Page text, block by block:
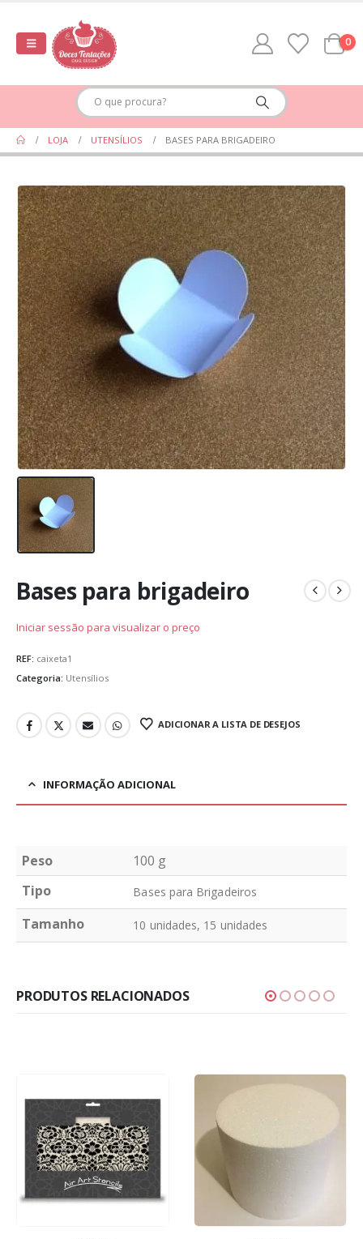
0
LOJA UTENSÍLIOS BASES PARA BRIGADEIRO
Bases para brigadeiro
Iniciar sessão para visualizar o preço
REF: caixeta1
Categoria: Utensílios
ADICIONAR A LISTA DE DESEJOS
INFORMAÇÃO ADICIONAL
Peso
100 g
Tipo
Bases para Brigadeiros
Tamanho 10 unidades, 15 unidades
PRODUTOS RELACIONADOS